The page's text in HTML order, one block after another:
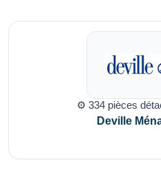
⚙️ 334 pièces
Deville